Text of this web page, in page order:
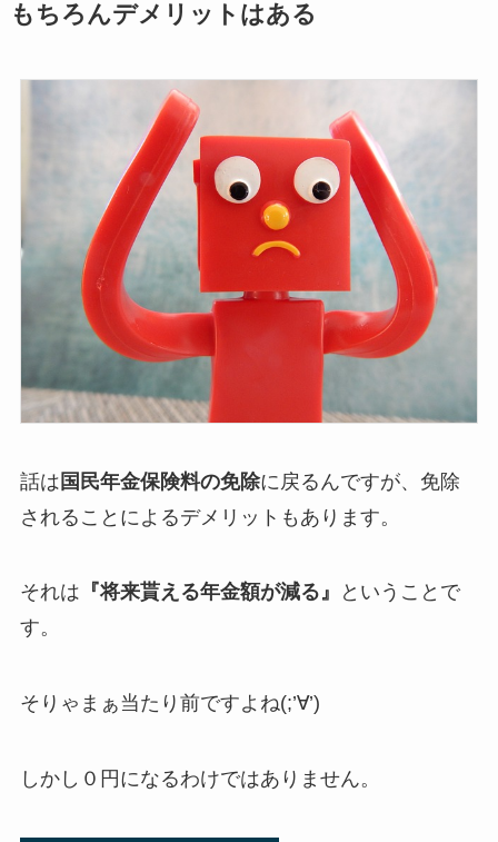
もちろんデメリットはある
話は 国民年金保険料の免除に戻るんですが、免除
されることによるデメリットもあります。
それは 『将来貰える年金額が減る』
ということで
す。
そりゃまぁ当たり前ですよね(;’∀’)
しかし０円になるわけではありません。